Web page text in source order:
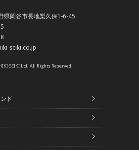
岡谷市長地梨久保1-6-45
seiki.co.jp
SEIKI Ltd. All Rights Reserved.
ド